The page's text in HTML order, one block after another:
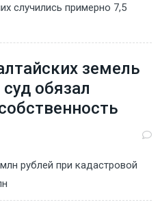
случились примерно 7,5
земель
обязал
рублей при кадастровой